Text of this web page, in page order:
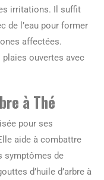
irritations. Il suffit
de l’eau pour former
affectées.
plaies ouvertes avec
à Thé
pour ses
aide à combattre
symptômes de
d’huile d’arbre à